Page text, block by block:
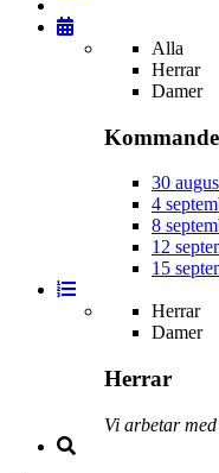
Alla
Herrar
Damer
30
4
8
12
15
Herrar
Damer
Herrar
Vi arbetar